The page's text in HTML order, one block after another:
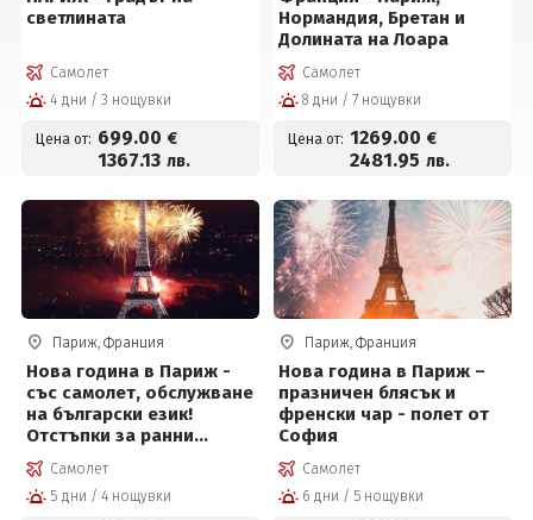
светлината
Самолет
4 дни / 3 нощувки
Цена от: 699.00 €
1367.13 лв.
Нормандия, Бретан и
Долината на Лоара
Самолет
8 дни / 7 нощувки
Цена от: 1269.00 €
2481.95 лв.
Париж, Франция
Нова година в Париж -
със самолет, обслужване
на български език!
Отстъпки за ранни
записвания!
Самолет
5 дни / 4 нощувки
Париж, Франция
Нова година в Париж –
празничен блясък и
френски чар - полет от
София
Самолет
6 дни / 5 нощувки